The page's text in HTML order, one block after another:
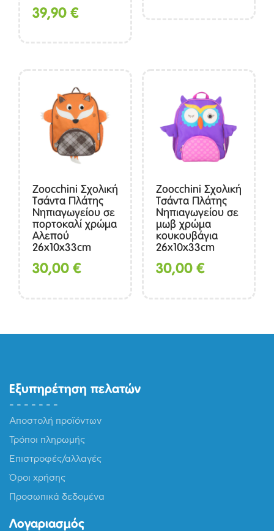
39,90€
Zoocchini Σχολική
Τσάντα Πλάτης
Νηπιαγωγείου σε
πορτοκαλί χρώμα
Αλεπού
26x10x33cm
30,00€
Zoocchini Σχολική
Τσάντα Πλάτης
Νηπιαγωγείου σε
μωβ χρώμα
κουκουβάγια
26x10x33cm
30,00€
Εξυπηρέτηση πελατών
Αποστολή προϊόντων
Τρόποι πληρωμής
Επιστροφές/αλλαγές
Όροι χρήσης
Προσωπικά δεδομένα
Λογαριασμός